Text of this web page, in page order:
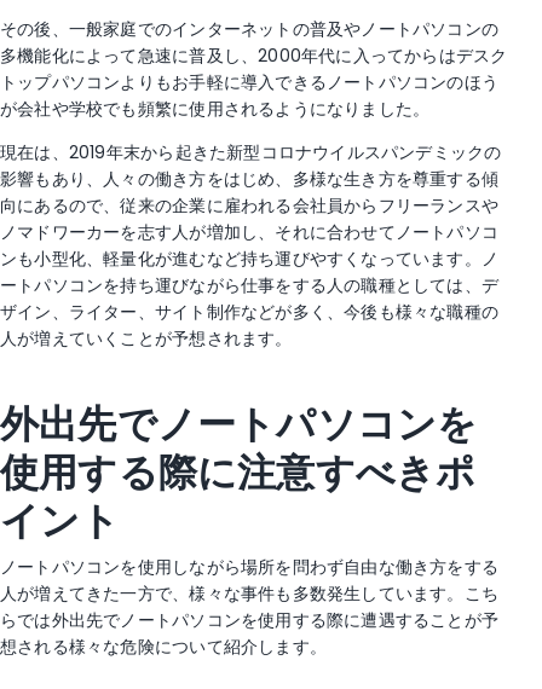
その後、一般家庭でのインターネットの普及やノートパソコンの
多機能化によって急速に普及し、2000年代に入ってからはデスク
トップパソコンよりもお手軽に導入できるノートパソコンのほう
が会社や学校でも頻繁に使用されるようになりました。
現在は、2019年末から起きた新型コロナウイルスパンデミックの
影響もあり、人々の働き方をはじめ、多様な生き方を尊重する傾
向にあるので、従来の企業に雇われる会社員からフリーランスや
ノマドワーカーを志す人が増加し、それに合わせてノートパソコ
ンも小型化、軽量化が進むなど持ち運びやすくなっています。ノ
ートパソコンを持ち運びながら仕事をする人の職種としては、デ
ザイン、ライター、サイト制作などが多く、今後も様々な職種の
人が増えていくことが予想されます。
外出先でノートパソコンを
使用する際に注意すべきポ
イント
ノートパソコンを使用しながら場所を問わず自由な働き方をする
人が増えてきた一方で、様々な事件も多数発生しています。こち
らでは外出先でノートパソコンを使用する際に遭遇することが予
想される様々な危険について紹介します。